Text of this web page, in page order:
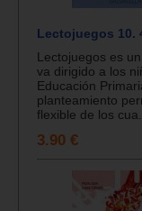
Lectojuegos 10.
Lectojuegos es
va dirigido a los
Educación
planteamiento
flexible de los
3.90 €